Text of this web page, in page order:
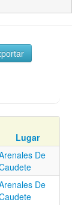
Lugar
De
De